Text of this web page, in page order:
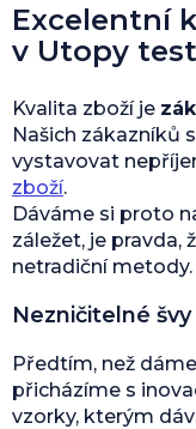
Excelentní
v Utopy
Kvalita zboží je
Našich zákazníků
vystavovat
zboží.
Dáváme si proto
záležet, je pravda,
netradiční
Nezničitelné švy
Předtím, než
přicházíme s
vzorky, kterým